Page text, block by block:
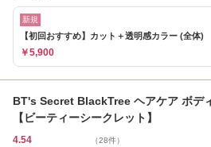
新規
【初回おすすめ】カット＋透明感カラー (全体)
￥5,900
BT's Secret BlackTree ヘアケア ボデ
【ビーティーシークレット】
4.54 （28件）